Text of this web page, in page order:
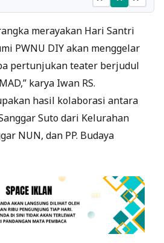
merayakan Hari Santri
PWNU DIY akan menggelar
pertunjukan teater berjudul
karya Iwan RS.
hasil kolaborasi antara
Suto dari Kelurahan
NUN, dan PP. Budaya